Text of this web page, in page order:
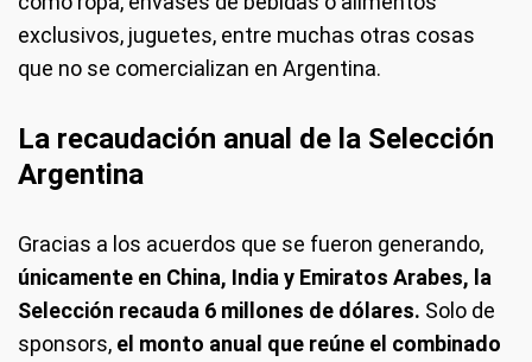
exclusivos, juguetes, entre muchas otras cosas
que no se comercializan en Argentina.
La recaudación anual de la Selección
Argentina
Gracias a los acuerdos que se fueron generando,
únicamente en China, India y Emiratos Arabes, la
Selección recauda 6 millones de dólares. Solo de
sponsors, el monto anual que reúne el combinado